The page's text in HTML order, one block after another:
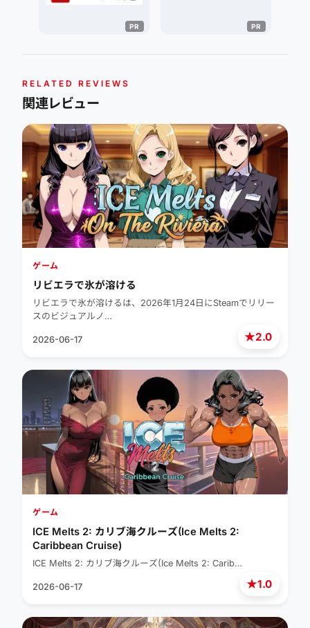
RELATED REVIEWS
関連レビュー
★2.0
ゲーム
リビエラで氷が溶ける
リビエラで氷が溶けるは、2026年1月24日にSteamでリリー
スのビジュアルノ…
2026-06-17
★1.0
ゲーム
ICE Melts 2: カリブ海クルーズ(Ice Melts 2:
Caribbean Cruise)
ICE Melts 2: カリブ海クルーズ(Ice Melts 2: Carib…
2026-06-17